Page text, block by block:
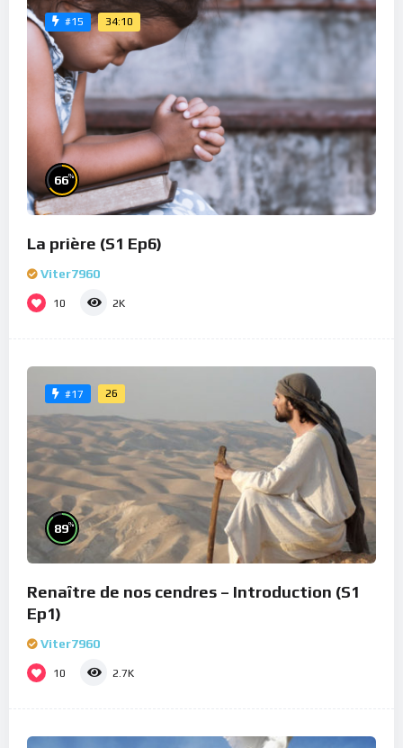
#15 34:10
66%
La prière (S1 Ep6)
Viter7960
10 2K
#17 26
89%
Renaître de nos cendres – Introduction (S1
Ep1)
Viter7960
10 2.7K